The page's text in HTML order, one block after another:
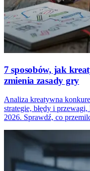
7 sposobów, jak
zmienia zasady gry
Analiza kreatywna
strategie, błędy i
2026. Sprawdź, co